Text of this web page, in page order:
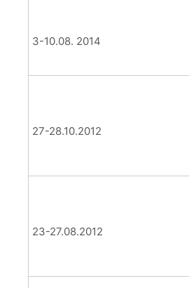
3-10.08. 2014
27-28.10.2012
23-27.08.2012